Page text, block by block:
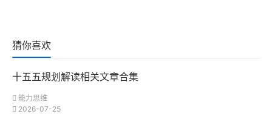
猜你喜欢
十五五规划解读相关文章合集
能力思维
2026-07-25